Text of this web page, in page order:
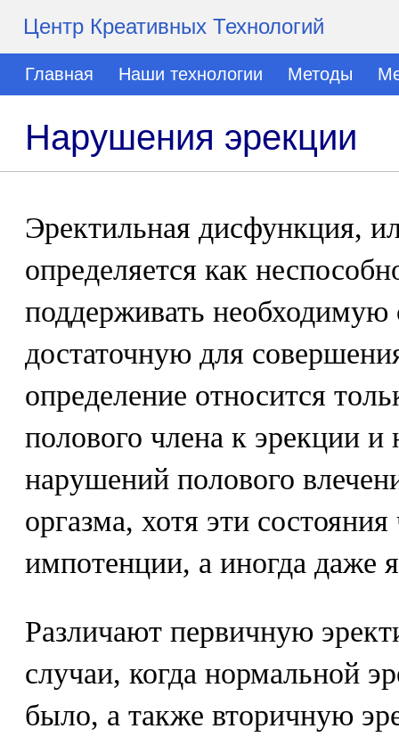
Центр Креативных Технологий
Главная Наши технологии Методы
Нарушения эрекции
Эректильная дисфункция,
определяется как
поддерживать необходимую
достаточную для
определение относится
полового члена к эрекции и
нарушений полового
оргазма, хотя эти
импотенции, а иногда даже
Различают первичную
случаи, когда нормальной
было, а также вторичную